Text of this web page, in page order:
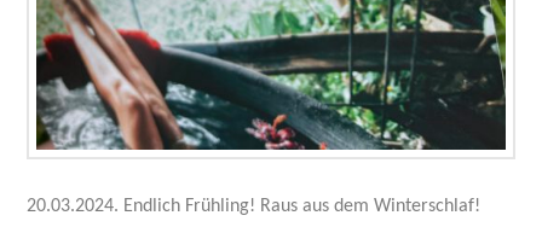
20.03.2024. Endlich Frühling! Raus aus dem Winterschlaf!